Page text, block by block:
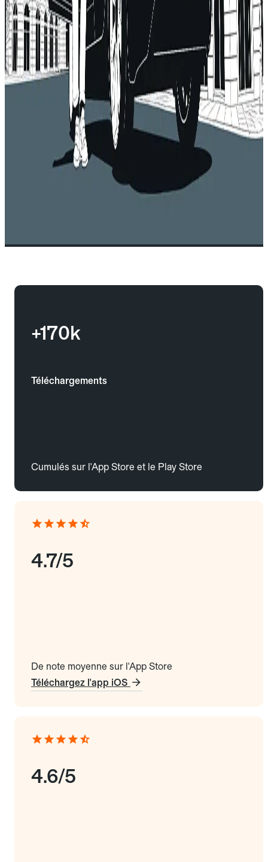
+170k
Téléchargements
Cumulés sur l'App Store et le Play Store
4.7/5
De note moyenne sur l'App Store
Téléchargez l'app iOS
4.6/5